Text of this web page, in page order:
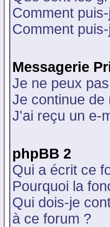
Comment
Comment
Messagerie
Je ne peux
Je continue
J'ai reçu un e-
phpBB 2
Qui a écrit ce
Pourquoi la
Qui dois-je
à ce forum ?